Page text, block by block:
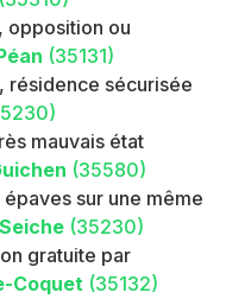
opposition ou
(35131)
résidence sécurisée
mauvais état
(35580)
sur une même
(35230)
gratuite par
Coquet (35132)